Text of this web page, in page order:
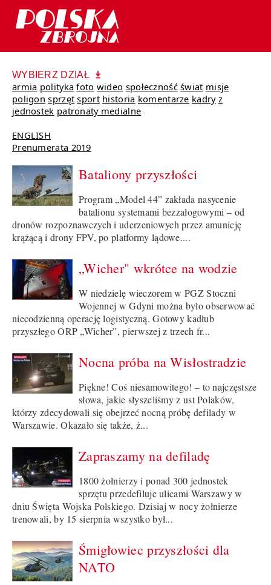
WYBIERZ DZIAŁ
armia polityka foto wideo społeczność świat misje
poligon sprzęt sport historia komentarze kadry z
jednostek patronaty medialne
ENGLISH
Prenumerata 2019
Bataliony przyszłości
Program „Model 44” zakłada nasycenie
batalionu systemami bezzałogowymi – od
dronów rozpoznawczych i uderzeniowych przez amunicję
krążącą i drony FPV, po platformy lądowe....
„Wicher" wkrótce na wodzie
W niedzielę wieczorem w PGZ Stoczni
Wojennej w Gdyni można było obserwować
niecodzienną operację logistyczną. Gotowy kadłub
przyszłego ORP „Wicher”, pierwszej z trzech fr...
Nocna próba na Wisłostradzie
Piękne! Coś niesamowitego! – to najczęstsze
słowa, jakie słyszeliśmy z ust Polaków,
którzy zdecydowali się obejrzeć nocną próbę defilady w
Warszawie. Okazało się także, ż...
Zapraszamy na defiladę
1800 żołnierzy i ponad 300 jednostek
sprzętu przedefiluje ulicami Warszawy w
dniu Święta Wojska Polskiego. Dzisiaj w nocy żołnierze
trenowali, by 15 sierpnia wszystko był...
Śmigłowiec przyszłości dla
NATO